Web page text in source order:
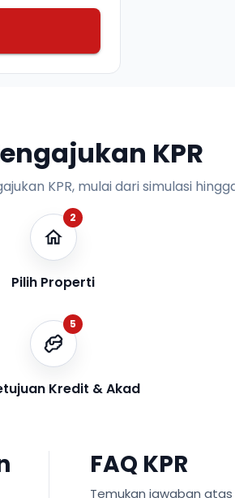
KPR
KPR, mulai dari simulasi
2
Pilih Properti
5
Kredit & Akad
FAQ KPR
Temukan jawaban